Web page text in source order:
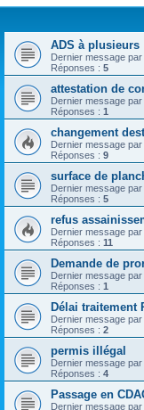
ADS à plusieurs
Dernier message par
Réponses : 5
attestation de
Dernier message par
Réponses : 1
changement
Dernier message par
Réponses : 9
surface de
Dernier message par
Réponses : 5
refus
Dernier message par
Réponses : 11
Demande de
Dernier message par
Réponses : 1
Délai traitement
Dernier message par
Réponses : 2
permis illégal
Dernier message par
Réponses : 4
Passage en
Dernier message par